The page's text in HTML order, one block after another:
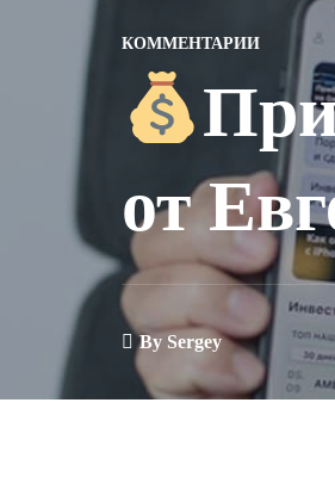
КОММЕНТАРИИ
от
By Sergey